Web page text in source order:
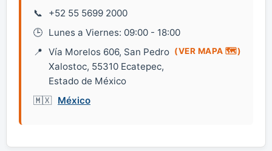
+52 55 5699 2000
Lunes a Viernes: 09:00 - 18:00
Vía Morelos 606, San Pedro
Xalostoc, 55310 Ecatepec,
Estado de México
(VER MAPA 🗺️)
México